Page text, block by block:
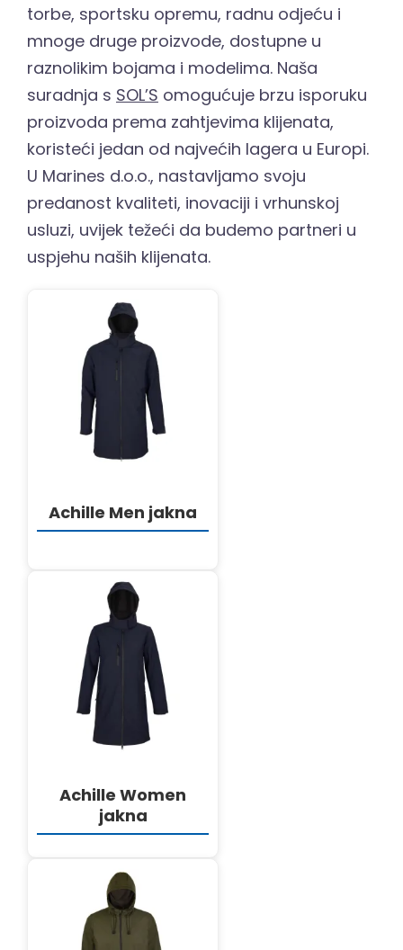
torbe, sportsku opremu, radnu odjeću i
mnoge druge proizvode, dostupne u
raznolikim bojama i modelima. Naša
suradnja s SOL’S omogućuje brzu isporuku
proizvoda prema zahtjevima klijenata,
koristeći jedan od najvećih lagera u Europi.
U Marines d.o.o., nastavljamo svoju
predanost kvaliteti, inovaciji i vrhunskoj
usluzi, uvijek težeći da budemo partneri u
uspjehu naših klijenata.
DETALJI
Achille Men jakna
DETALJI
Achille Women
jakna